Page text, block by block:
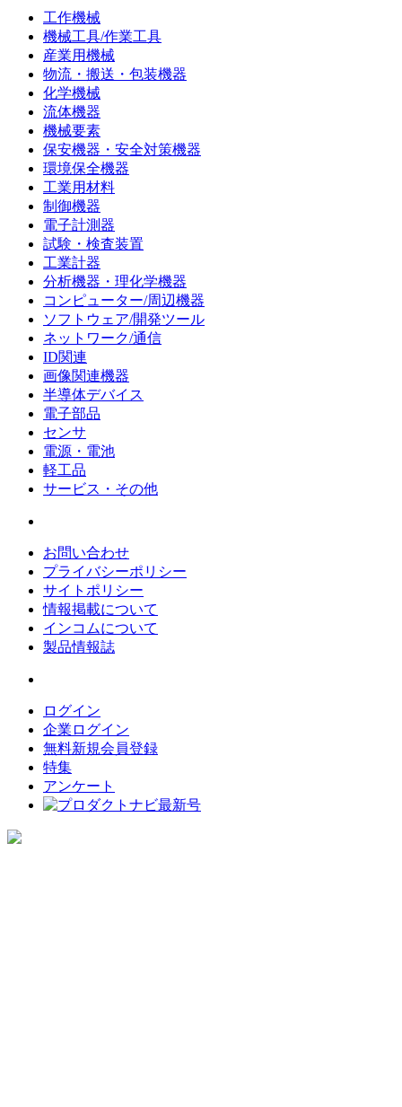
工作機械
機械工具/作業工具
産業用機械
物流・搬送・包装機器
化学機械
流体機器
機械要素
保安機器・安全対策機器
環境保全機器
工業用材料
制御機器
電子計測器
試験・検査装置
工業計器
分析機器・理化学機器
コンピューター/周辺機器
ソフトウェア/開発ツール
ネットワーク/通信
ID関連
画像関連機器
半導体デバイス
電子部品
センサ
電源・電池
軽工品
サービス・その他
お問い合わせ
プライバシーポリシー
サイトポリシー
情報掲載について
インコムについて
製品情報誌
ログイン
企業ログイン
無料新規会員登録
特集
アンケート